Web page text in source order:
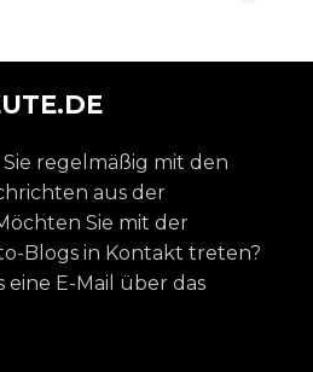
regelmäßig mit den
aus der
Sie mit der
Blogs in Kontakt treten?
eine E-Mail über das